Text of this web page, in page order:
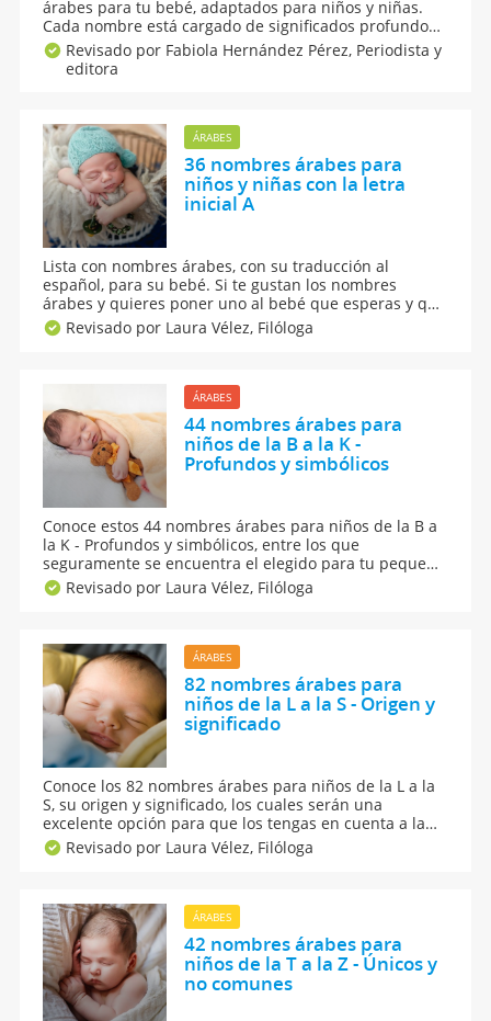
árabes para tu bebé, adaptados para niños y niñas.
Cada nombre está cargado de significados profundos
y poderosos, reflejando la rica cultura y tradiciones
árabes. Explora estas opciones de nombres para niños
Revisado por Fabiola Hernández Pérez, Periodista y
editora
ÁRABES
36 nombres árabes para
niños y niñas con la letra
inicial A
Lista con nombres árabes, con su traducción al
español, para su bebé. Si te gustan los nombres
árabes y quieres poner uno al bebé que esperas y que
está para nacer, te aconsejamos que consulte nuestra
selección de nombres árabes para niños y niñas, que
Revisado por Laura Vélez, Filóloga
ÁRABES
44 nombres árabes para
niños de la B a la K -
Profundos y simbólicos
Conoce estos 44 nombres árabes para niños de la B a
la K - Profundos y simbólicos, entre los que
seguramente se encuentra el elegido para tu pequeño
bebé. Son nombres con un significado único en el
Oriente y que cada vez se hacen más populares en
Revisado por Laura Vélez, Filóloga
ÁRABES
82 nombres árabes para
niños de la L a la S - Origen y
significado
Conoce los 82 nombres árabes para niños de la L a la
S, su origen y significado, los cuales serán una
excelente opción para que los tengas en cuenta a la
hora de elegir el nombre de tu pequeño. Son nombre
con fuertes raíces en el mundo árabe que sin duda te
Revisado por Laura Vélez, Filóloga
ÁRABES
42 nombres árabes para
niños de la T a la Z - Únicos y
no comunes